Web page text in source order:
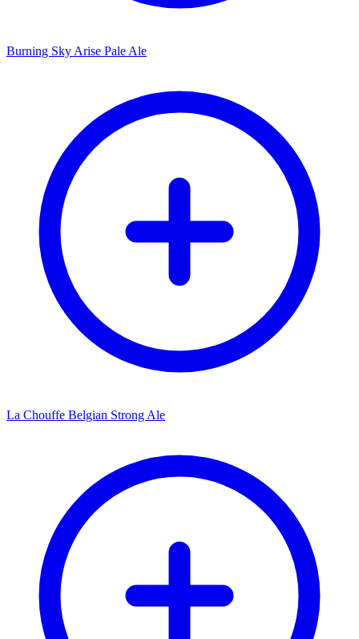
Burning Sky Arise Pale Ale
La Chouffe Belgian Strong Ale